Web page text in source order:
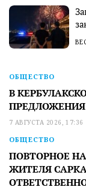
ОБЩЕСТВО
В
7 АВГУСТА 2026, 17:36
ОБЩЕСТВО
ПОВТОРНОЕ
ЖИТЕЛЯ